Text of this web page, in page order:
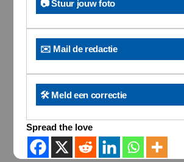
📷 Stuur jouw foto
✉️ Mail de redactie
🛠️ Meld een correctie
Spread the love